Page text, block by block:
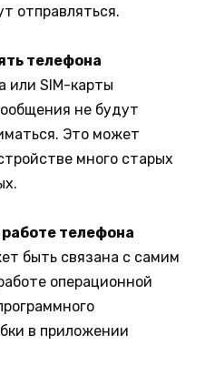
отправляться.
телефона
или SIM-карты
не будут
Это может
много старых
телефона
быть связана с самим
операционной
в приложении